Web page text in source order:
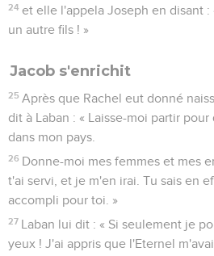
24 et elle l'appela Joseph en disant
un autre fils ! »
Jacob s'enrichit
25 Après que Rachel eut donné
dit à Laban : « Laisse-moi partir pour
dans mon pays.
26 Donne-moi mes femmes et mes
t'ai servi, et je m'en irai. Tu sais en
accompli pour toi. »
27 Laban lui dit : « Si seulement je
yeux ! J'ai appris que l'Eternel